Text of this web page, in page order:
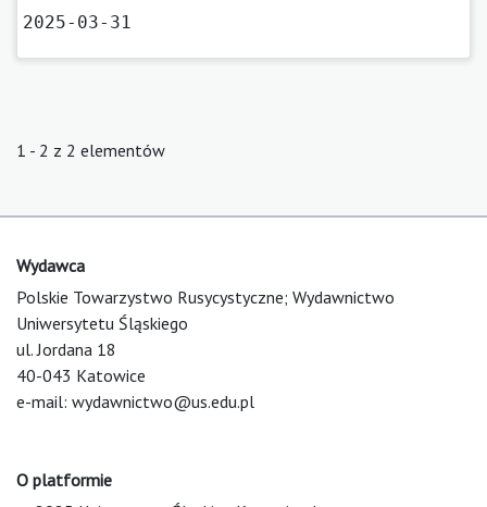
2025-03-31
1 - 2 z 2 elementów
Wydawca
Polskie Towarzystwo Rusycystyczne; Wydawnictwo
Uniwersytetu Śląskiego
ul. Jordana 18
40-043 Katowice
e-mail: wydawnictwo@us.edu.pl
O platformie